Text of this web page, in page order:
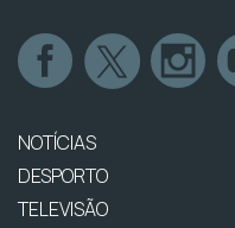
NOTÍCIAS
DESPORTO
TELEVISÃO